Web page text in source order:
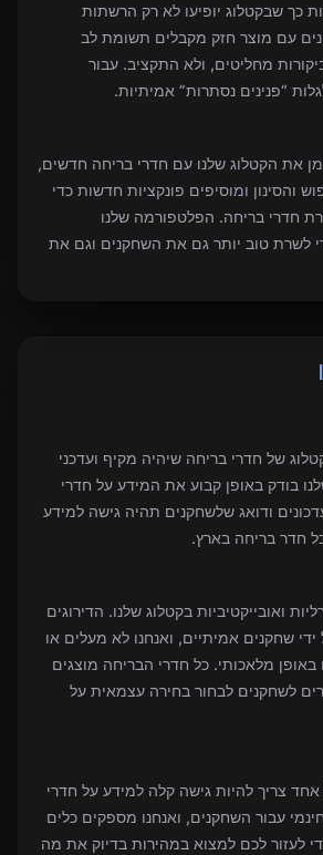
כך שבקטלוג יופיעו לא רק הרשתות
עם מוצר חזק מקבלים תשומת לב
מחליטים, ולא התקציב. עבור
“פנינים נסתרות” אמיתיות.
את הקטלוג שלנו עם חדרי בריחה חדשים,
והסינון ומוסיפים פונקציות חדשות כדי
חדרי בריחה. הפלטפורמה שלנו
לשרת טוב יותר גם את השחקנים וגם את
של חדרי בריחה שיהיה מקיף ועדכני
בודק באופן קבוע את המידע על חדרי
ודואג שלשחקנים תהיה גישה למידע
חדר בריחה בארץ.
ואובייקטיביות בקטלוג שלנו. הדירוגים
ידי שחקנים אמיתיים, ואנחנו לא מעלים או
באופן מלאכותי. כל חדרי הבריחה מוצגים
לשחקנים לבחור בחירה עצמאית על
צריך להיות גישה קלה למידע על חדרי
עבור השחקנים, ואנחנו מספקים כלים
לעזור לכם למצוא במהירות בדיוק את מה